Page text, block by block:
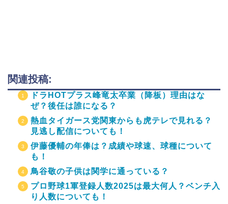
関連投稿:
ドラHOTプラス峰竜太卒業（降板）理由はな
ぜ？後任は誰になる？
熱血タイガース党関東からも虎テレで見れる？
見逃し配信についても！
伊藤優輔の年俸は？成績や球速、球種について
も！
鳥谷敬の子供は関学に通っている？
プロ野球1軍登録人数2025は最大何人？ベンチ入
り人数についても！